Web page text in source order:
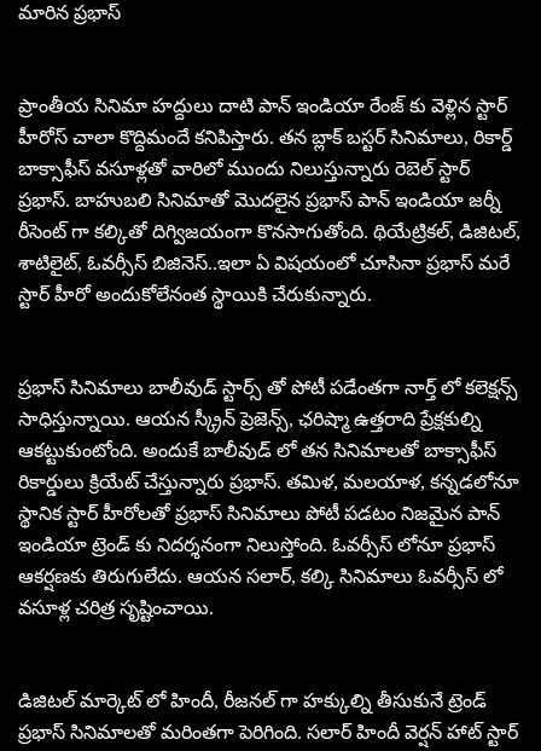
మారిన ప్రభాస్
ప్రాంతీయ సినిమా హద్దులు దాటి పాన్ ఇండియా రేంజ్ కు వెళ్లిన స్టార్
హీరోస్ చాలా కొద్దిమందే కనిపిస్తారు. తన బ్లాక్ బస్టర్ సినిమాలు, రికార్డ్
బాక్సాఫీస్ వసూళ్లతో వారిలో ముందు నిలుస్తున్నారు రెబెల్ స్టార్
ప్రభాస్. బాహుబలి సినిమాతో మొదలైన ప్రభాస్ పాన్ ఇండియా జర్నీ
రీసెంట్ గా కల్కితో దిగ్విజయంగా కొనసాగుతోంది. థియేట్రికల్, డిజిటల్,
శాటిలైట్, ఓవర్సీస్ బిజినెస్..ఇలా ఏ విషయంలో చూసినా ప్రభాస్ మరే
స్టార్ హీరో అందుకోలేనంత స్థాయికి చేరుకున్నారు.
ప్రభాస్ సినిమాలు బాలీవుడ్ స్టార్స్ తో పోటీ పడేంతగా నార్త్ లో కలెక్షన్స్
సాధిస్తున్నాయి. ఆయన స్క్రీన్ ప్రెజెన్స్, ఛరిష్మా ఉత్తరాది ప్రేక్షకుల్ని
ఆకట్టుకుంటోంది. అందుకే బాలీవుడ్ లో తన సినిమాలతో బాక్సాఫీస్
రికార్డులు క్రియేట్ చేస్తున్నారు ప్రభాస్. తమిళ, మలయాళ, కన్నడలోనూ
స్థానిక స్టార్ హీరోలతో ప్రభాస్ సినిమాలు పోటీ పడటం నిజమైన పాన్
ఇండియా ట్రెండ్ కు నిదర్శనంగా నిలుస్తోంది. ఓవర్సీస్ లోనూ ప్రభాస్
ఆకర్షణకు తిరుగులేదు. ఆయన సలార్, కల్కి సినిమాలు ఓవర్సీస్ లో
వసూళ్ల చరిత్ర సృష్టించాయి.
డిజిటల్ మార్కెట్ లో హిందీ, రీజనల్ గా హక్కుల్ని తీసుకునే ట్రెండ్
ప్రభాస్ సినిమాలతో మరింతగా పెరిగింది. సలార్ హిందీ వెర్షన్ హాట్ స్టార్